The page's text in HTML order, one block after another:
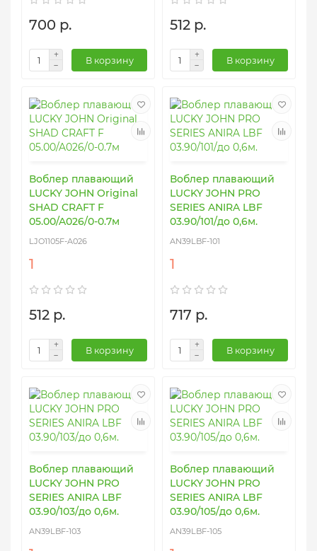
700 р.
В корзину
512 р.
В корзину
Воблер плавающий
LUCKY JOHN Original
SHAD CRAFT F
05.00/A026/0-0.7м
LJO1105F-A026
1
512 р.
В корзину
Воблер плавающий
LUCKY JOHN PRO
SERIES ANIRA LBF
03.90/101/до 0,6м.
AN39LBF-101
1
717 р.
В корзину
Воблер плавающий
LUCKY JOHN PRO
SERIES ANIRA LBF
03.90/103/до 0,6м.
AN39LBF-103
Воблер плавающий
LUCKY JOHN PRO
SERIES ANIRA LBF
03.90/105/до 0,6м.
AN39LBF-105